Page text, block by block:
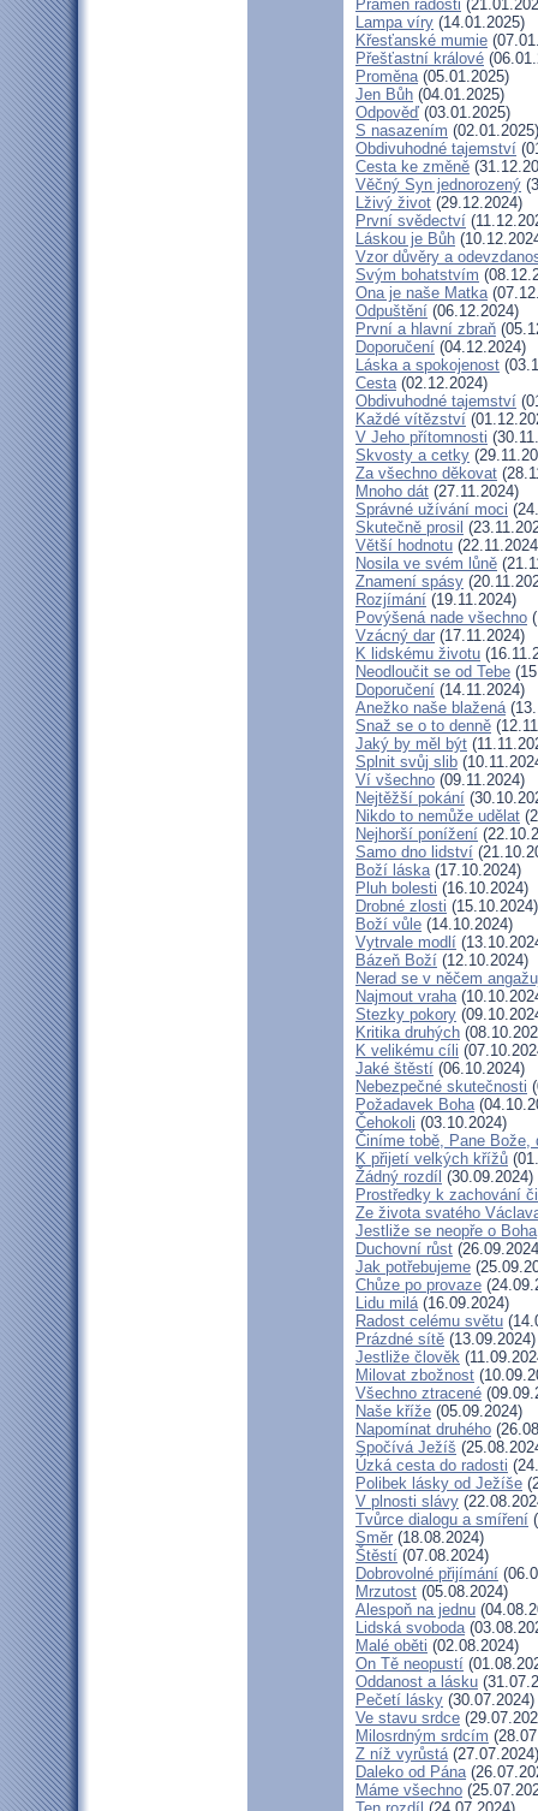
Pramen radosti
Lampa víry (14.01.2025)
Křesťanské mumie
Přešťastní králové
Proměna(05.01.2025)
Jen Bůh (04.01.2025)
Odpověď (03.01.2025)
S nasazením (02.01.2025)
Obdivuhodné tajemství
Cesta ke změně
Věčný Syn jednorozený
Lživý život (29.12.2024)
První svědectví
Láskou je Bůh
Vzor důvěry a
Svým bohatstvím
Ona je naše Matka
Odpuštění (06.12.2024)
První a hlavní zbraň
Doporučení (04.12.2024)
Láska a spokojenost
Cesta(02.12.2024)
Obdivuhodné tajemství
Každé vítězství
V Jeho přítomnosti
Skvosty a cetky
Za všechno děkovat
Mnoho dát (27.11.2024)
Správné užívání moci
Skutečně prosil
Větší hodnotu
Nosila ve svém lůně
Znamení spásy
Rozjímání (19.11.2024)
Povýšená nade všechno
Vzácný dar (17.11.2024)
K lidskému životu
Neodloučit se od Tebe
Doporučení (14.11.2024)
Anežko naše blažená
Snaž se o to denně
Jaký by měl být
Splnit svůj slib
Ví všechno (09.11.2024)
Nejtěžší pokání
Nikdo to nemůže udělat
Nejhorší ponížení
Samo dno lidství
Boží láska(17.10.2024)
Pluh bolesti (16.10.2024)
Drobné zlosti (15.10.2024)
Boží vůle (14.10.2024)
Vytrvale modlí
Bázeň Boží (12.10.2024)
Nerad se v něčem
Najmout vraha
Stezky pokory
Kritika druhých
K velikému cíli
Jaké štěstí (06.10.2024)
Nebezpečné skutečnosti
Požadavek Boha
Čehokoli (03.10.2024)
Činíme tobě, Pane Bože,
K přijetí velkých křížů
Žádný rozdíl (30.09.2024)
Prostředky k zachování
Ze života svatého
Jestliže se neopře o Boha
Duchovní růst
Jak potřebujeme
Chůze po provaze
Lidu milá(16.09.2024)
Radost celému světu
Prázdné sítě (13.09.2024)
Jestliže člověk
Milovat zbožnost
Všechno ztracené
Naše kříže (05.09.2024)
Napomínat druhého
Spočívá Ježíš
Úzká cesta do radosti
Polibek lásky od Ježíše
V plnosti slávy
Tvůrce dialogu a smíření
Směr (18.08.2024)
Štěstí (07.08.2024)
Dobrovolné přijímání
Mrzutost (05.08.2024)
Alespoň na jednu
Lidská svoboda
Malé oběti (02.08.2024)
On Tě neopustí
Oddanost a lásku
Pečetí lásky (30.07.2024)
Ve stavu srdce
Milosrdným srdcím
Z níž vyrůstá(27.07.2024)
Daleko od Pána
Máme všechno